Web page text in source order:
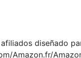
diseñado
Amazon.fr/